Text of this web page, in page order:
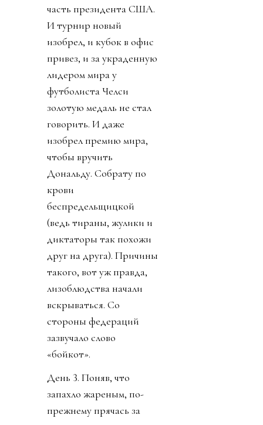
часть президента США.
И турнир новый
изобрел, и кубок в офис
привез, и за украденную
лидером мира у
футболиста Челси
золотую медаль не стал
говорить. И даже
изобрел премию мира,
чтобы вручить
Дональду. Собрату по
крови
беспредельщицкой
(ведь тираны, жулики и
диктаторы так похожи
друг на друга). Причины
такого, вот уж правда,
лизоблюдства начали
вскрываться. Со
стороны федераций
зазвучало слово
«бойкот».
День 3. Поняв, что
запахло жареным, по-
прежнему прячась за